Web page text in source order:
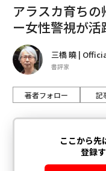
アラスカ育ち
ー女性警視が活
三橋 曉 |
書評家
著者フォロー 記